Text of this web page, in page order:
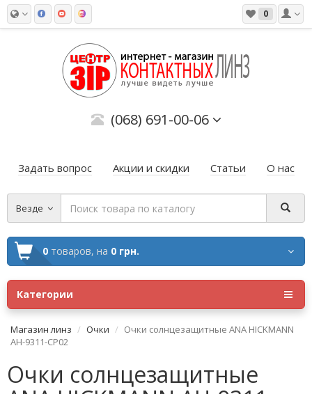
0
(068) 691-00-06
Задать вопрос Акции и скидки Статьи О нас
Везде
0 товаров, на 0 грн.
Категории
Магазин линз Очки
Очки солнцезащитные ANA HICKMANN
AH-9311-CP02
Очки солнцезащитные